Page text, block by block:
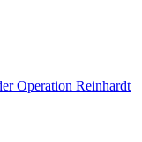
Operation Reinhardt